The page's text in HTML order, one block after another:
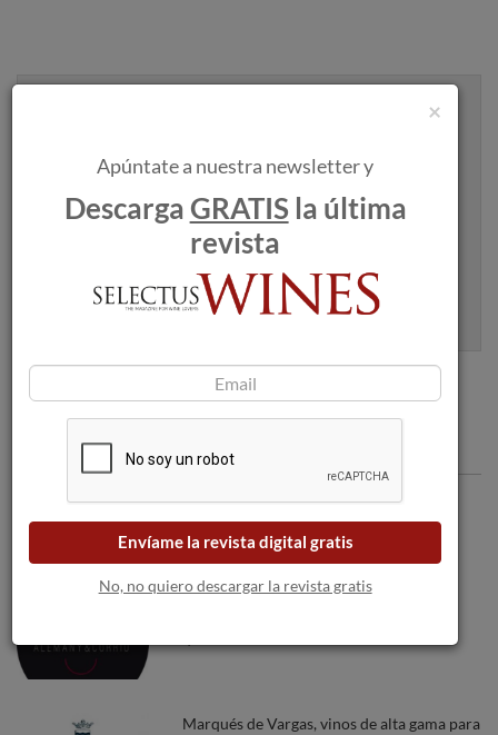
Apúntame
100% seguro. Nunca te enviaremos spam.
Articulos recomendados
Pazo de San Mauro celebra el Día de
embotellada de sus viñedos históricos.
Marqués de Vargas, vinos de alta gama para
×
Apúntate a nuestra newsletter y
DescargaGRATIS la última
revista
Envíame la revista digital gratis
No, no quiero descargar la revista gratis